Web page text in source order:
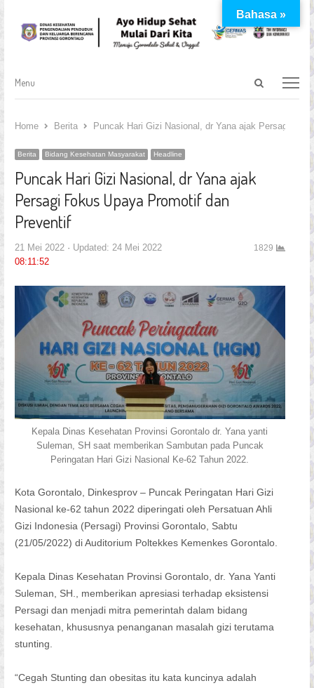
Open
Menu
Menu
Home Berita Puncak Hari Gizi Nasional, dr Yana ajak Persagi
Berita Bidang Kesehatan Masyarakat Headline
Puncak Hari Gizi Nasional, dr Yana ajak
Persagi Fokus Upaya Promotif dan
Preventif
21 Mei 2022
Updated: 24 Mei 2022
08:11:52
1829
Kepala Dinas Kesehatan Provinsi Gorontalo dr. Yana yanti
Suleman, SH saat memberikan Sambutan pada Puncak
Peringatan Hari Gizi Nasional Ke-62 Tahun 2022.
Kota Gorontalo, Dinkesprov – Puncak Peringatan Hari Gizi
Nasional ke-62 tahun 2022 diperingati oleh Persatuan Ahli
Gizi Indonesia (Persagi) Provinsi Gorontalo, Sabtu
(21/05/2022) di Auditorium Poltekkes Kemenkes Gorontalo.
Kepala Dinas Kesehatan Provinsi Gorontalo, dr. Yana Yanti
Suleman, SH., memberikan apresiasi terhadap eksistensi
Persagi dan menjadi mitra pemerintah dalam bidang
kesehatan, khususnya penanganan masalah gizi terutama
stunting.
“Cegah Stunting dan obesitas itu kata kuncinya adalah
Bahasa »